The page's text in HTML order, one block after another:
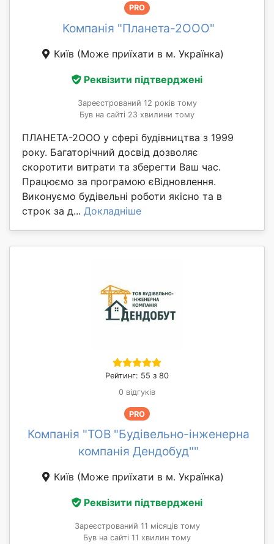
PRO
Компанія "Планета-2ООО"
Київ (Може приїхати в м. Українка)
Реквізити підтверджені
Зареєстрований 12 років тому
Був на сайті 23 хвилини тому
ПЛАНЕТА-2ООО у сфері будівництва з 1999
року. Багаторічний досвід дозволяє
скоротити витрати та зберегти Ваш час.
Працюємо за програмою єВідновлення.
Виконуємо будівельні роботи якісно та в
строк за д... Докладніше
Рейтинг: 55 з 80
0 відгуків
PRO
Компанія "ТОВ "Будівельно-інженерна
компанія Дендобуд""
Київ (Може приїхати в м. Українка)
Реквізити підтверджені
Зареєстрований 11 місяців тому
Був на сайті 11 хвилин тому